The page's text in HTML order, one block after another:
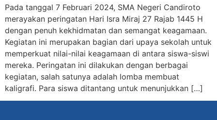
Pada tanggal 7 Februari 2024, SMA Negeri Candiroto
merayakan peringatan Hari Isra Miraj 27 Rajab 1445 H
dengan penuh kekhidmatan dan semangat keagamaan.
Kegiatan ini merupakan bagian dari upaya sekolah untuk
memperkuat nilai-nilai keagamaan di antara siswa-siswi
mereka. Peringatan ini dilakukan dengan berbagai
kegiatan, salah satunya adalah lomba membuat
kaligrafi. Para siswa ditantang untuk menunjukkan […]